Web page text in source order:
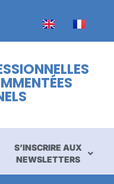
S’INSCRIRE AUX
NEWSLETTERS